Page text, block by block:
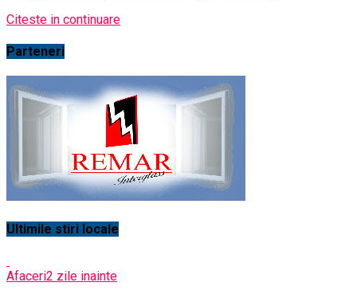
Citeste in continuare
Parteneri
Ultimile stiri locale
Afaceri2 zile inainte